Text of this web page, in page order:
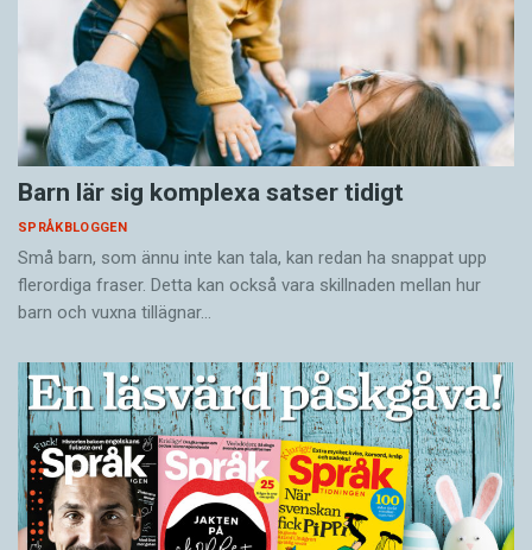
Barn lär sig komplexa satser tidigt
SPRÅKBLOGGEN
Små barn, som ännu inte kan tala, kan redan ha snappat upp
flerordiga fraser. Detta kan också vara skillnaden mellan hur
barn och vuxna tillägnar…